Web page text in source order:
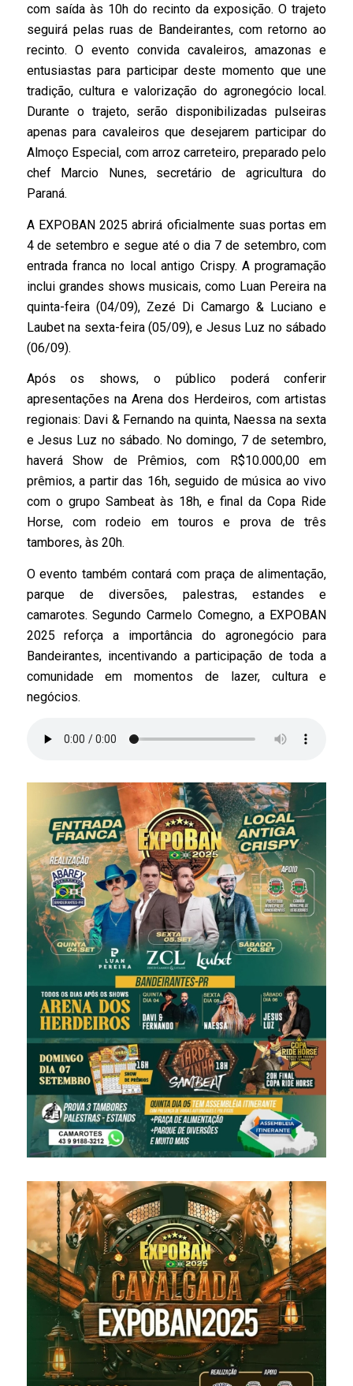
com saída às 10h do recinto da exposição. O trajeto
seguirá pelas ruas de Bandeirantes, com retorno ao
recinto. O evento convida cavaleiros, amazonas e
entusiastas para participar deste momento que une
tradição, cultura e valorização do agronegócio local.
Durante o trajeto, serão disponibilizadas pulseiras
apenas para cavaleiros que desejarem participar do
Almoço Especial, com arroz carreteiro, preparado pelo
chef Marcio Nunes, secretário de agricultura do
Paraná.
A EXPOBAN 2025 abrirá oficialmente suas portas em
4 de setembro e segue até o dia 7 de setembro, com
entrada franca no local antigo Crispy. A programação
inclui grandes shows musicais, como Luan Pereira na
quinta-feira (04/09), Zezé Di Camargo & Luciano e
Laubet na sexta-feira (05/09), e Jesus Luz no sábado
(06/09).
Após os shows, o público poderá conferir
apresentações na Arena dos Herdeiros, com artistas
regionais: Davi & Fernando na quinta, Naessa na sexta
e Jesus Luz no sábado. No domingo, 7 de setembro,
haverá Show de Prêmios, com R$10.000,00 em
prêmios, a partir das 16h, seguido de música ao vivo
com o grupo Sambeat às 18h, e final da Copa Ride
Horse, com rodeio em touros e prova de três
tambores, às 20h.
O evento também contará com praça de alimentação,
parque de diversões, palestras, estandes e
camarotes. Segundo Carmelo Comegno, a EXPOBAN
2025 reforça a importância do agronegócio para
Bandeirantes, incentivando a participação de toda a
comunidade em momentos de lazer, cultura e
negócios.